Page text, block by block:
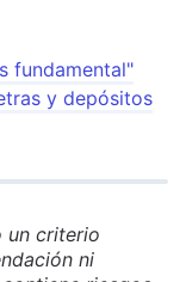
fundamental"
y depósitos
un criterio
ni